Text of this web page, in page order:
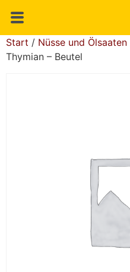
Start / Nüsse und Ölsaaten
Thymian – Beutel